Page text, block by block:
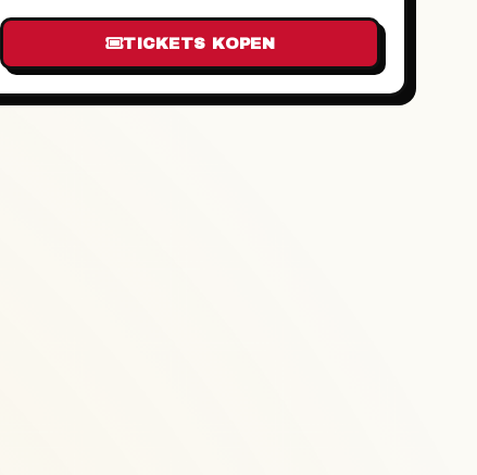
TICKETS KOPEN